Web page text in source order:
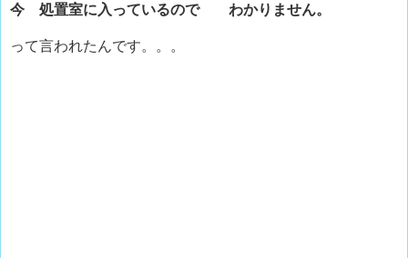
今 処置室に入っているので わかりません。
って言われたんです。。。